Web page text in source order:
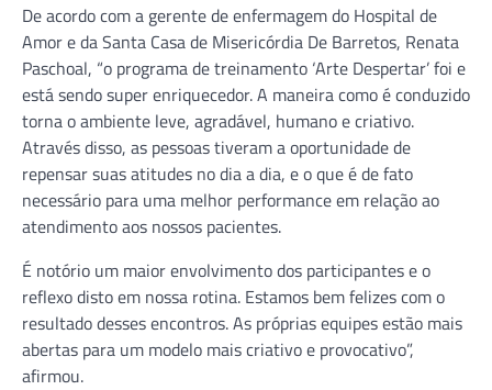
De acordo com a gerente de enfermagem do Hospital de
Amor e da Santa Casa de Misericórdia De Barretos, Renata
Paschoal, “o programa de treinamento ‘Arte Despertar’ foi e
está sendo super enriquecedor. A maneira como é conduzido
torna o ambiente leve, agradável, humano e criativo.
Através disso, as pessoas tiveram a oportunidade de
repensar suas atitudes no dia a dia, e o que é de fato
necessário para uma melhor performance em relação ao
atendimento aos nossos pacientes.
É notório um maior envolvimento dos participantes e o
reflexo disto em nossa rotina. Estamos bem felizes com o
resultado desses encontros. As próprias equipes estão mais
abertas para um modelo mais criativo e provocativo”,
afirmou.